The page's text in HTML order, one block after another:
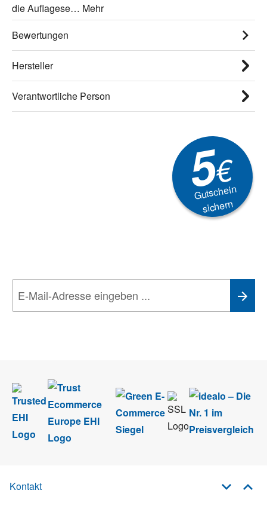
die Auflagese… Mehr
Bewertungen
Hersteller
Verantwortliche Person
5€
Gutschein
sichern
Kontakt